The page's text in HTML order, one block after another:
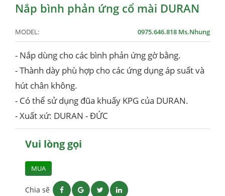
Nắp bình phản ứng cổ mài DURAN
MODEL: 0975.646.818 Ms.Nhung
- Nắp dùng cho các bình phản ứng gờ bằng.
- Thành dày phù hợp cho các ứng dụng áp suất và
hút chân không.
- Có thể sử dụng đũa khuấy KPG của DURAN.
- Xuất xứ: DURAN - ĐỨC
Vui lòng gọi
MUA
Chia sẽ